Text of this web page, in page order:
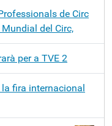
de Circ
del Circ,
per a TVE 2
fira internacional